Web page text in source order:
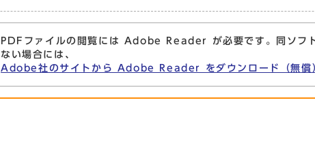
PDFファイルの閲覧には Adobe Reader が必要です。同ソフ
ない場合には、
Adobe社のサイトから Adobe Reader をダウンロード（無償